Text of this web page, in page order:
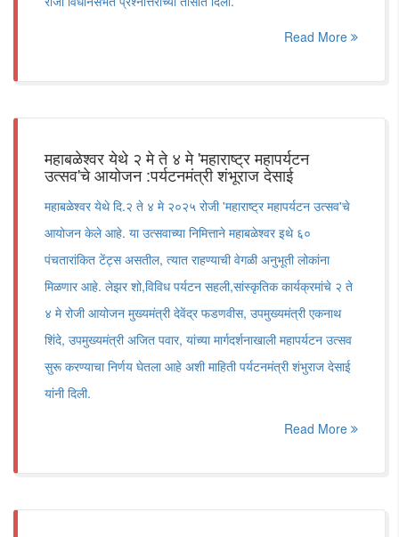
Read More
महाबळेश्वर येथे २ मे ते ४ मे 'महाराष्ट्र महापर्यटन
उत्सव'चे आयोजन :पर्यटनमंत्री शंभूराज देसाई
महाबळेश्वर येथे दि.२ ते ४ मे २०२५ रोजी 'महाराष्ट्र महापर्यटन उत्सव'चे
आयोजन केले आहे. या उत्सवाच्या निमित्ताने महाबळेश्वर इथे ६०
पंचतारांकित टेंट्स असतील, त्यात राहण्याची वेगळी अनुभूती लोकांना
मिळणार आहे. लेझर शो,विविध पर्यटन सहली,सांस्कृतिक कार्यक्रमांचे २ ते
४ मे रोजी आयोजन मुख्यमंत्री देवेंद्र फडणवीस, उपमुख्यमंत्री एकनाथ
शिंदे, उपमुख्यमंत्री अजित पवार, यांच्या मार्गदर्शनाखाली महापर्यटन उत्सव
सुरू करण्याचा निर्णय घेतला आहे अशी माहिती पर्यटनमंत्री शंभुराज देसाई
यांनी दिली.
Read More